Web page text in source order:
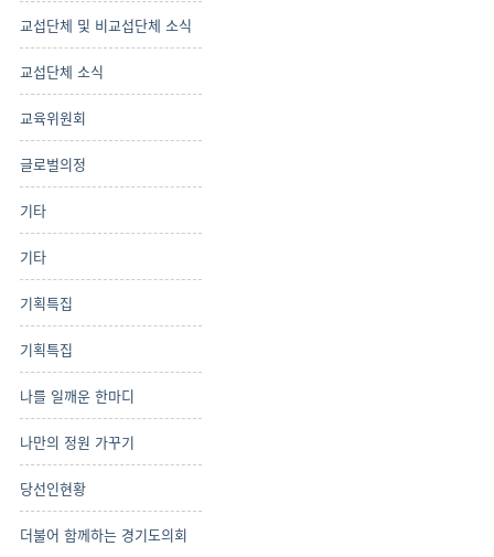
교섭단체 및 비교섭단체 소식
교섭단체 소식
교육위원회
글로벌의정
기타
기타
기획특집
기획특집
나를 일깨운 한마디
나만의 정원 가꾸기
당선인현황
더불어 함께하는 경기도의회